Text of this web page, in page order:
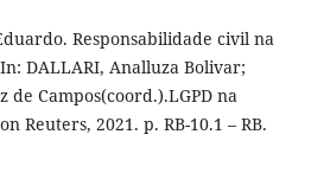
Responsabilidade civil na
DALLARI, Analluza Bolivar;
de Campos(coord.).LGPD na
Reuters, 2021. p. RB-10.1 – RB.